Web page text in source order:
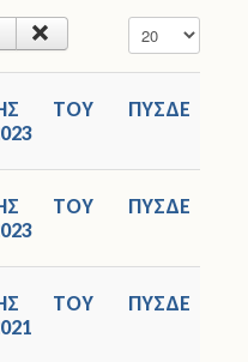
ΤΟΥ ΠΥΣΔΕ
ΤΟΥ ΠΥΣΔΕ
ΤΟΥ ΠΥΣΔΕ